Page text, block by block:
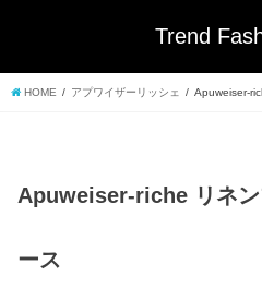
Trend
HOME アプワイザーリッシェ Apuweiser-
Apuweiser-riche リネ
ース